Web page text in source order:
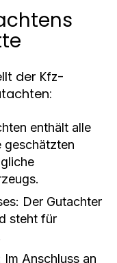
der Kfz-
enthält alle
geschätzten
Der Gutachter
steht für
Im Anschluss an